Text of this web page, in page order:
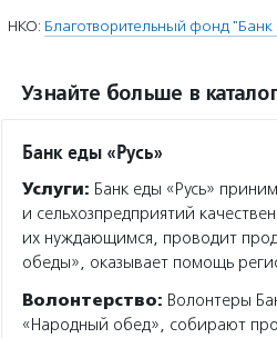
НКО: Благотворительный фонд "Банк
Узнайте больше в
Банк еды «Русь»
Услуги: Банк еды «Русь»
и сельхозпредприятий
их нуждающимся, проводит
обеды», оказывает помощь
Волонтерство: Волонтеры
«Народный обед», собирают